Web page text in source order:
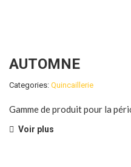
AUTOMNE
Categories: Quincaillerie
Gamme de produit pour la
Voir plus